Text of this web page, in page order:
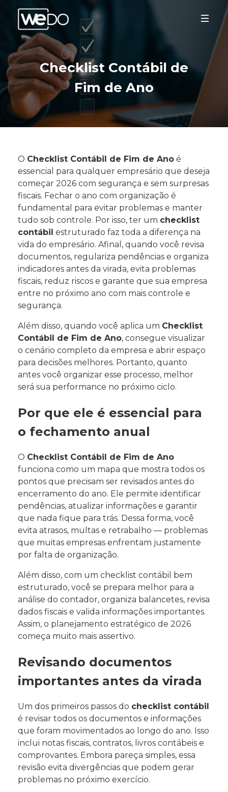
Checklist Contábil de
Fim de Ano
O Checklist Contábil de Fim de Ano é
essencial para qualquer empresário que deseja
começar 2026 com segurança e sem surpresas
fiscais. Fechar o ano com organização é
fundamental para evitar problemas e manter
tudo sob controle. Por isso, ter um checklist
contábil estruturado faz toda a diferença na
vida do empresário. Afinal, quando você revisa
documentos, regulariza pendências e organiza
indicadores antes da virada, evita problemas
fiscais, reduz riscos e garante que sua empresa
entre no próximo ano com mais controle e
segurança.
Além disso, quando você aplica um Checklist
Contábil de Fim de Ano, consegue visualizar
o cenário completo da empresa e abrir espaço
para decisões melhores. Portanto, quanto
antes você organizar esse processo, melhor
será sua performance no próximo ciclo.
Por que ele é essencial para
o fechamento anual
O Checklist Contábil de Fim de Ano
funciona como um mapa que mostra todos os
pontos que precisam ser revisados antes do
encerramento do ano. Ele permite identificar
pendências, atualizar informações e garantir
que nada fique para trás. Dessa forma, você
evita atrasos, multas e retrabalho — problemas
que muitas empresas enfrentam justamente
por falta de organização.
Além disso, com um checklist contábil bem
estruturado, você se prepara melhor para a
análise do contador, organiza balancetes, revisa
dados fiscais e valida informações importantes.
Assim, o planejamento estratégico de 2026
começa muito mais assertivo.
Revisando documentos
importantes antes da virada
Um dos primeiros passos do checklist contábil
é revisar todos os documentos e informações
que foram movimentados ao longo do ano. Isso
inclui notas fiscais, contratos, livros contábeis e
comprovantes. Embora pareça simples, essa
revisão evita divergências que podem gerar
problemas no próximo exercício.